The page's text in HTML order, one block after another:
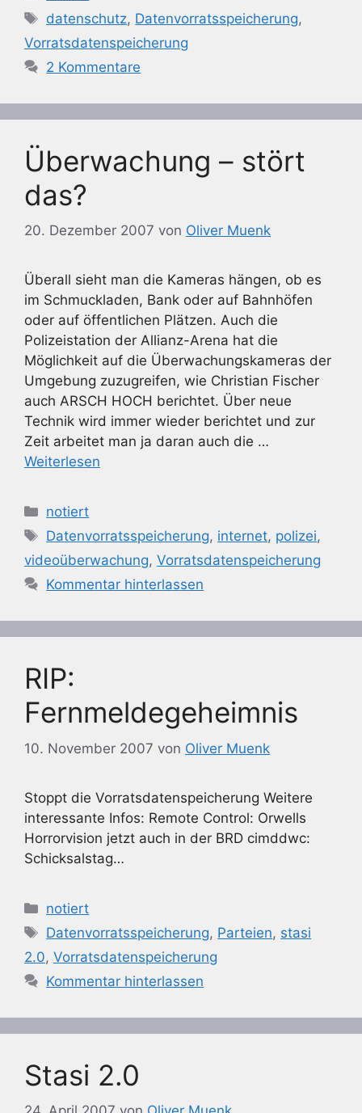
Schlagwörter
datenschutz, Datenvorratsspeicherung,
Vorratsdatenspeicherung
2 Kommentare
Überwachung – stört
das?
20. Dezember 2007 von Oliver Muenk
Überall sieht man die Kameras hängen, ob es
im Schmuckladen, Bank oder auf Bahnhöfen
oder auf öffentlichen Plätzen. Auch die
Polizeistation der Allianz-Arena hat die
Möglichkeit auf die Überwachungskameras der
Umgebung zuzugreifen, wie Christian Fischer
auch ARSCH HOCH berichtet. Über neue
Technik wird immer wieder berichtet und zur
Zeit arbeitet man ja daran auch die …
Weiterlesen
Kategorien
notiert
Schlagwörter
Datenvorratsspeicherung, internet, polizei,
videoüberwachung, Vorratsdatenspeicherung
Kommentar hinterlassen
RIP:
Fernmeldegeheimnis
10. November 2007 von Oliver Muenk
Stoppt die Vorratsdatenspeicherung Weitere
interessante Infos: Remote Control: Orwells
Horrorvision jetzt auch in der BRD cimddwc:
Schicksalstag…
Kategorien
notiert
Schlagwörter
Datenvorratsspeicherung, Parteien, stasi
2.0, Vorratsdatenspeicherung
Kommentar hinterlassen
Stasi 2.0